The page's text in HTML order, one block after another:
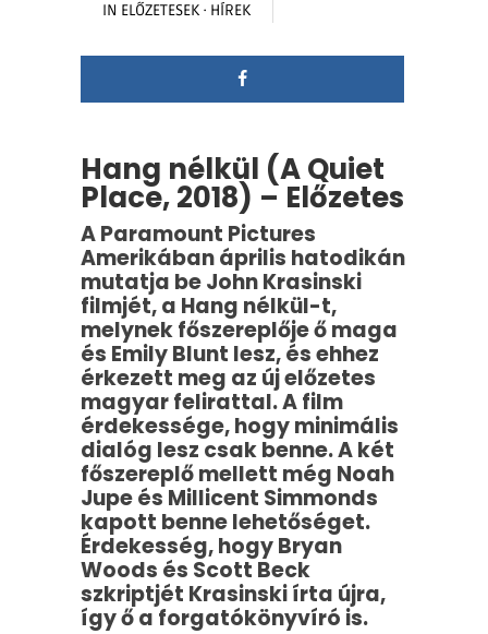
IN ELŐZETESEK · HÍREK
Hang nélkül (A Quiet
Place, 2018) – Előzetes
A Paramount Pictures
Amerikában április hatodikán
mutatja be John Krasinski
filmjét, a Hang nélkül-t,
melynek főszereplője ő maga
és Emily Blunt lesz, és ehhez
érkezett meg az új előzetes
magyar felirattal. A film
érdekessége, hogy minimális
dialóg lesz csak benne. A két
főszereplő mellett még Noah
Jupe és Millicent Simmonds
kapott benne lehetőséget.
Érdekesség, hogy Bryan
Woods és Scott Beck
szkriptjét Krasinski írta újra,
így ő a forgatókönyvíró is.